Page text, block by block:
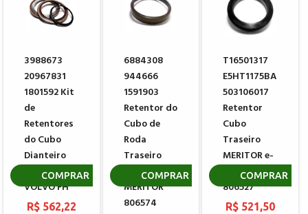
3988673
20967831
1801592 Kit
de
Retentores
do Cubo
Dianteiro
Blindado
VOLVO FH
R$ 562,22
COMPRAR
6884308
944666
1591903
Retentor do
Cubo de
Roda
Traseiro
VOLVO
MERITOR
806574
COMPRAR
T16501317
E5HT1175BA
503106017
Retentor
Cubo
Traseiro
MERITOR e-
Barrier 809
806527
R$ 521,50
COMPRAR